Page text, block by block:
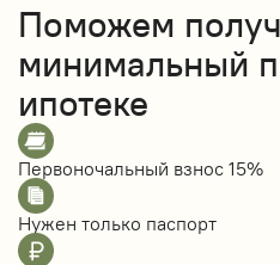
Поможем
минимальный
ипотеке
Первоночальный взнос 15%
Нужен только паспорт